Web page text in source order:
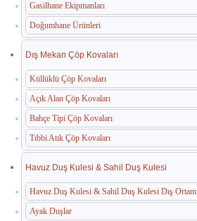
Gasilhane Ekipmanları
Doğumhane Ürünleri
Dış Mekan Çöp Kovaları
Küllüklü Çöp Kovaları
Açık Alan Çöp Kovaları
Bahçe Tipi Çöp Kovaları
Tıbbi Atık Çöp Kovaları
Havuz Duş Kulesi & Sahil Duş Kulesi
Havuz Duş Kulesi & Sahil Duş Kulesi Dış Ortam
Ayak Duşlar